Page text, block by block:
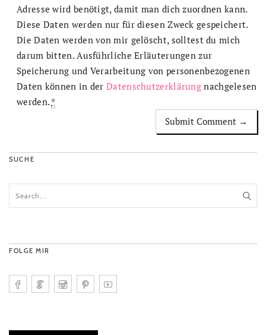
Adresse wird benötigt, damit man dich zuordnen kann.
Diese Daten werden nur für diesen Zweck gespeichert.
Die Daten werden von mir gelöscht, solltest du mich
darum bitten. Ausführliche Erläuterungen zur
Speicherung und Verarbeitung von personenbezogenen
Daten können in derDatenschutzerklärung nachgelesen
werden. *
SUCHE
FOLGE MIR